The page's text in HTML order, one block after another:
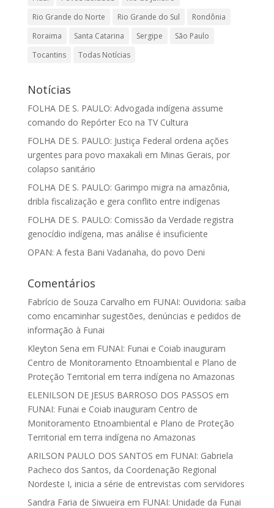
Rio Grande do Norte
Rio Grande do Sul
Rondônia
Roraima
Santa Catarina Sergipe
São Paulo
Tocantins
Todas Notícias
Notícias
FOLHA DE S. PAULO: Advogada indígena assume
comando do Repórter Eco na TV Cultura
FOLHA DE S. PAULO: Justiça Federal ordena ações
urgentes para povo maxakali em Minas Gerais, por
colapso sanitário
FOLHA DE S. PAULO: Garimpo migra na amazônia,
dribla fiscalização e gera conflito entre indígenas
FOLHA DE S. PAULO: Comissão da Verdade registra
genocídio indígena, mas análise é insuficiente
OPAN: A festa Bani Vadanaha, do povo Deni
Comentários
Fabrício de Souza Carvalho em FUNAI: Ouvidoria: saiba
como encaminhar sugestões, denúncias e pedidos de
informação à Funai
Kleyton Sena em FUNAI: Funai e Coiab inauguram
Centro de Monitoramento Etnoambiental e Plano de
Proteção Territorial em terra indígena no Amazonas
ELENILSON DE JESUS BARROSO DOS PASSOS em
FUNAI: Funai e Coiab inauguram Centro de
Monitoramento Etnoambiental e Plano de Proteção
Territorial em terra indígena no Amazonas
ARILSON PAULO DOS SANTOS em FUNAI: Gabriela
Pacheco dos Santos, da Coordenação Regional
Nordeste I, inicia a série de entrevistas com servidores
Sandra Faria de Siwueira em FUNAI: Unidade da Funai